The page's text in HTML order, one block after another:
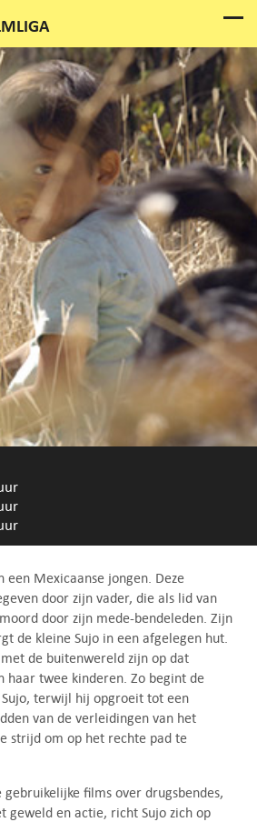
een Mexicaanse jongen. Deze
door zijn vader, die als lid van
door zijn mede-bendeleden. Zijn
de kleine Sujo in een afgelegen hut.
de buitenwereld zijn op dat
haar twee kinderen. Zo begint de
terwijl hij opgroeit tot een
van de verleidingen van het
strijd om op het rechte pad te
films over drugsbendes,
geweld en actie, richt Sujo zich op